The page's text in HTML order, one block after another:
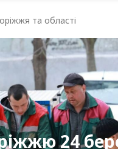
та області
24